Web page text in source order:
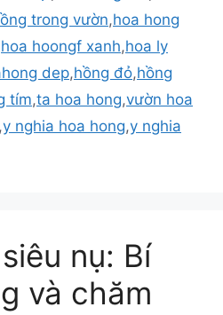
trong vườn,hoa hong
hoa hoongf xanh,hoa ly
dep,hồng đỏ,hồng
tím,ta hoa hong,vườn hoa
,y nghia hoa hong,y nghia
nụ: Bí
và chăm